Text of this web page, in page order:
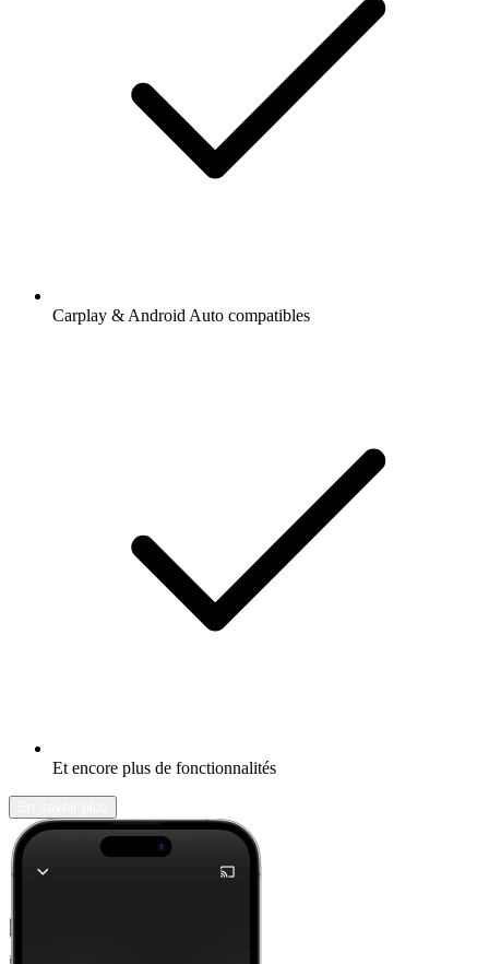
Carplay & Android Auto compatibles
Et encore plus de fonctionnalités